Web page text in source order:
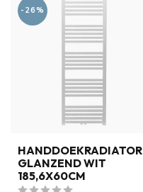
-26%
HANDDOEKRADIATOR
GLANZEND WIT
185,6X60CM